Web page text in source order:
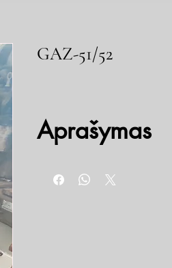
GAZ-51/52
Aprašymas
70 arklio galių (52 kW)